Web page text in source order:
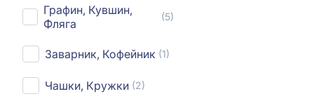
Графин, Кувшин,
Фляга
(5)
Заварник, Кофейник (1)
Чашки, Кружки (2)